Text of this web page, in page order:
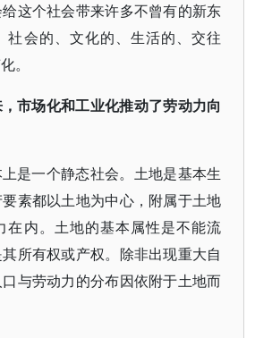
这个社会带来许多不曾有的新东
社会的、文化的、生活的、交往
。
市场化和工业化推动了劳动力向
是一个静态社会。土地是基本生
素都以土地为中心，附属于土地
在内。土地的基本属性是不能流
所有权或产权。除非出现重大自
与劳动力的分布因依附于土地而